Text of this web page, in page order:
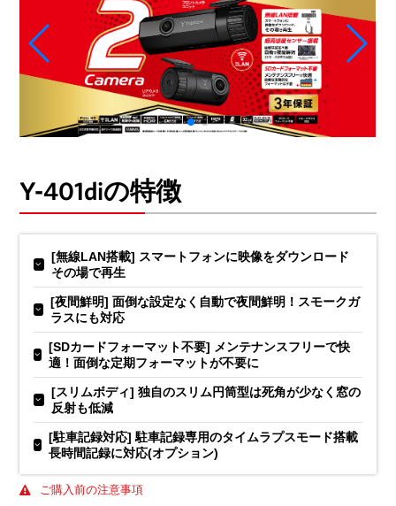
Y-401diの特徴
[無線LAN搭載] スマートフォンに映像をダウンロード
その場で再生
[夜間鮮明] 面倒な設定なく自動で夜間鮮明！スモークガ
ラスにも対応
[SDカードフォーマット不要] メンテナンスフリーで快
適！面倒な定期フォーマットが不要に
[スリムボディ] 独自のスリム円筒型は死角が少なく窓の
反射も低減
[駐車記録対応] 駐車記録専用のタイムラプスモード搭載
長時間記録に対応(オプション)
ご購入前の注意事項